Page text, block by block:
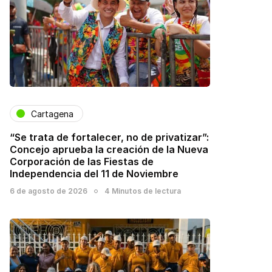
Cartagena
“Se trata de fortalecer, no de privatizar”:
Concejo aprueba la creación de la Nueva
Corporación de las Fiestas de
Independencia del 11 de Noviembre
6 de agosto de 2026 4 Minutos de lectura